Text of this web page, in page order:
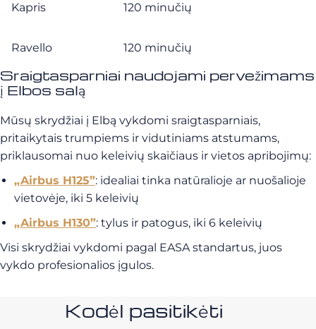
Kapris 120 minučių
Ravello 120 minučių
Sraigtasparniai naudojami pervežimams
į Elbos salą
Mūsų skrydžiai į Elbą vykdomi sraigtasparniais,
pritaikytais trumpiems ir vidutiniams atstumams,
priklausomai nuo keleivių skaičiaus ir vietos apribojimų:
„Airbus H125”: idealiai tinka natūralioje ar nuošalioje
vietovėje, iki 5 keleivių
„Airbus H130”: tylus ir patogus, iki 6 keleivių
Visi skrydžiai vykdomi pagal EASA standartus, juos
vykdo profesionalios įgulos.
Kodėl pasitikėti